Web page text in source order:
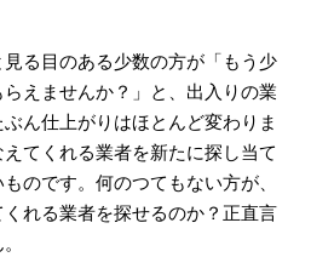
る目のある少数の方が「もう少
えませんか？」と、出入りの業
ん仕上がりはほとんど変わりま
てくれる業者を新たに探し当て
のです。何のつてもない方が、
れる業者を探せるのか？正直言